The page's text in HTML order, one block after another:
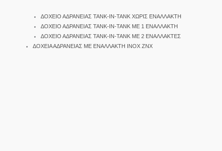
ΔΟΧΕΙΟ ΑΔΡΑΝΕΙΑΣ TANK-IN-TANK ΧΩΡΙΣ ΕΝΑΛΛΑΚΤΗ
ΔΟΧΕΙΟ ΑΔΡΑΝΕΙΑΣ TANK-IN-TANK ΜΕ 1 ΕΝΑΛΛΑΚΤΗ
ΔΟΧΕΙΟ ΑΔΡΑΝΕΙΑΣ TANK-IN-TANK ΜΕ 2 ΕΝΑΛΛΑΚΤΕΣ
ΔΟΧΕΙΑ ΑΔΡΑΝΕΙΑΣ ΜΕ ΕΝΑΛΛΑΚΤΗ INOX ΖΝΧ